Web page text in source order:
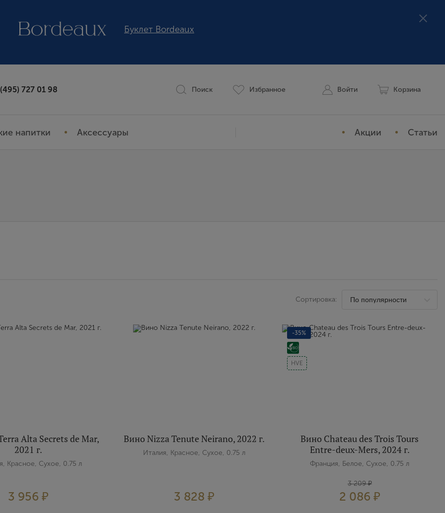
Буклет Bordeaux
727 01 98 Поиск Избранное Войти Корзина
напитки Аксессуары Акции Статьи
Сортировка:
Alta Secrets de Mar,
2021 г.
Красное, Сухое, 0.75 л
3 956 ₽
Вино Nizza Tenute Neirano, 2022 г.
Италия, Красное, Сухое, 0.75 л
3 828 ₽
-35%
HVE
Вино Chateau des Trois Tours
Entre-deux-Mers, 2024 г.
Франция, Белое, Сухое, 0.75 л
3 209 ₽
2 086 ₽